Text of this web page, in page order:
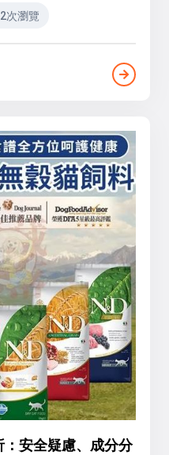
次瀏覽
安全疑慮、成分分